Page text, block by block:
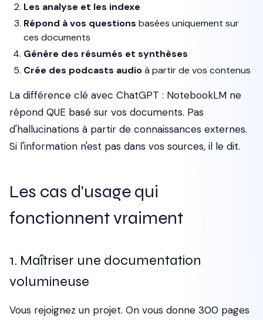
Les analyse et les indexe
Répond à vos questions basées uniquement sur
ces documents
Génère des résumés et synthèses
Crée des podcasts audioà partir de vos contenus
La différence clé avec ChatGPT : NotebookLM ne
répond QUE basé sur vos documents. Pas
d'hallucinations à partir de connaissances externes.
Si l'information n'est pas dans vos sources, il le dit.
Les cas d'usage qui
fonctionnent vraiment
1. Maîtriser une documentation
volumineuse
Vous rejoignez un projet. On vous donne 300 pages